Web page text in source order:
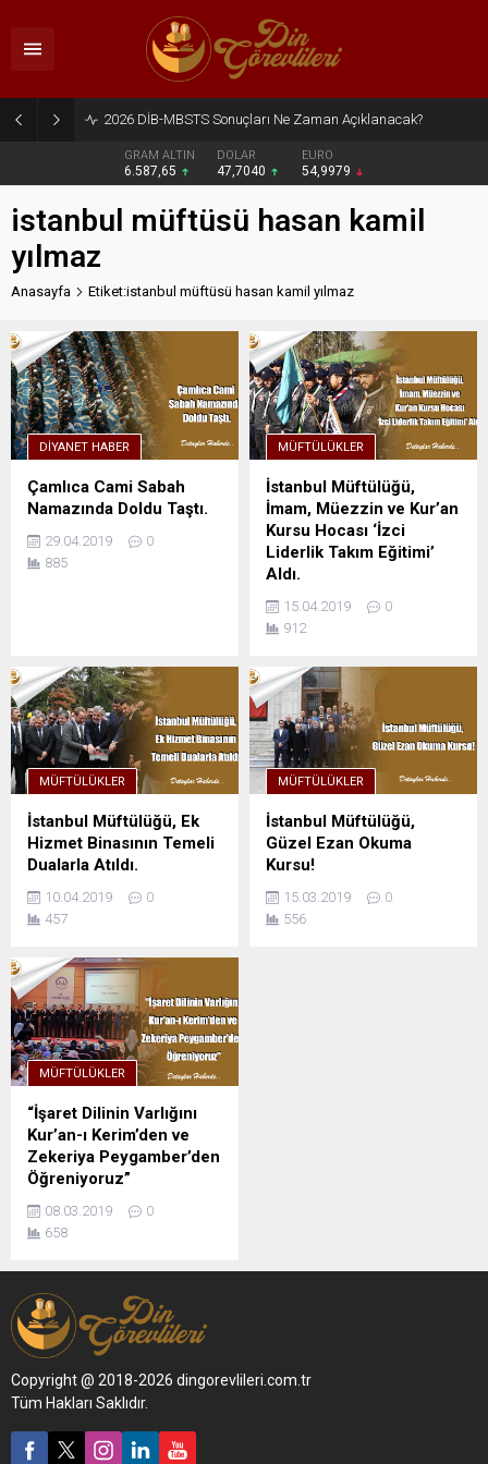
2026 DİB-MBSTS Sonuçları Ne Zaman Açıklanacak?
GRAM ALTIN
6.587,65
DOLAR
47,7040
EURO
54,9979
istanbul müftüsü hasan kamil
yılmaz
Anasayfa Etiket:istanbul müftüsü hasan kamil yılmaz
DIYANET HABER
Çamlıca Cami Sabah
Namazında Doldu Taştı.
29.04.2019
0
885
MÜFTÜLÜKLER
İstanbul Müftülüğü,
İmam, Müezzin ve Kur’an
Kursu Hocası ‘İzci
Liderlik Takım Eğitimi’
Aldı.
15.04.2019
0
912
MÜFTÜLÜKLER
İstanbul Müftülüğü, Ek
Hizmet Binasının Temeli
Dualarla Atıldı.
10.04.2019
0
457
MÜFTÜLÜKLER
İstanbul Müftülüğü,
Güzel Ezan Okuma
Kursu!
15.03.2019
0
556
MÜFTÜLÜKLER
“İşaret Dilinin Varlığını
Kur’an-ı Kerim’den ve
Zekeriya Peygamber’den
Öğreniyoruz”
08.03.2019
0
658
Copyright @ 2018-2026 dingorevlileri.com.tr
Tüm Hakları Saklıdır.